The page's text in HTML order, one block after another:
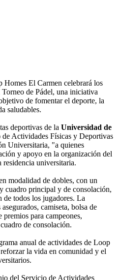
El Carmen celebrará los
de Pádel, una iniciativa
de fomentar el deporte, la
saludables.
deportivas de la Universidad de
Actividades Físicas y Deportivas
Universitaria, "a quienes
y apoyo en la organización del
residencia universitaria.
modalidad de dobles, con un
cuadro principal y de consolación,
de todos los jugadores. La
camiseta, bolsa de
premios para campeones,
de consolación.
anual de actividades de Loop
la vida en comunidad y el
del Servicio de Actividades